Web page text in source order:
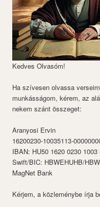
Kedves Olvasóm!
Ha szívesen olvassa
munkásságom, kérem, az
nekem szánt összeget:
Aranyosi Ervin
16200230-10035113-
IBAN: HU50 1620 0230
Swift/BIC: HBWEHUHB/
MagNet Bank
Kérjem, a közleménybe írja